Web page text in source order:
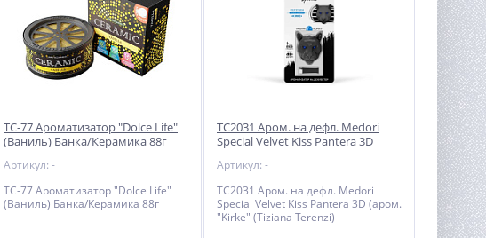
TC-77 Ароматизатор "Dolce Life"
(Ваниль) Банка/Керамика 88г
Артикул: -
TC-77 Ароматизатор "Dolce Life"
(Ваниль) Банка/Керамика 88г
TC2031 Аром. на дефл. Medori
Special Velvet Kiss Pantera 3D
Артикул: -
TC2031 Аром. на дефл. Medori
Special Velvet Kiss Pantera 3D (аром.
"Kirke" (Tiziana Terenzi)